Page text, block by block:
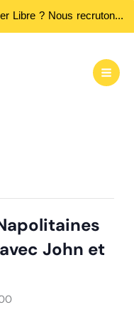
Envie de rejoindre l'aventure de Quartier Libre ? Nous recrutons des bénévoles ! Passez nous rencontrer aux heures d'ouvertures...
John et